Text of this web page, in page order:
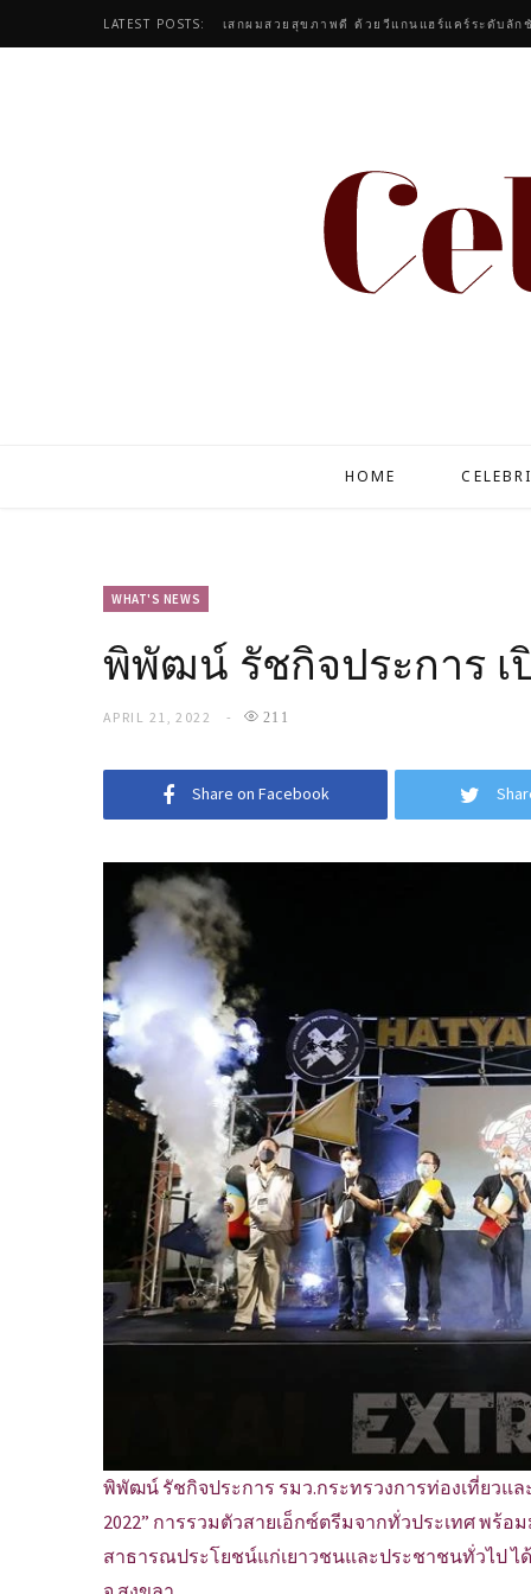
LATEST POSTS: เสกผมสวยสุขภาพดี ด้วยวีแกนแฮร์แคร์ระดับลัก
HOME
WHAT'S NEWS
พิพัฒน์ รัชกิจประการ เปิ
APRIL 21, 2022 211
Share on Facebook
พิพัฒน์ รัชกิจประการ รมว.กระทรวงการท่องเที่ยวและกี
2022” การรวมตัวสายเอ็กซ์ตรีมจากทั่วประเทศ พร้อ
สาธารณประโยชน์แก่เยาวชนและประชาชนทั่วไป